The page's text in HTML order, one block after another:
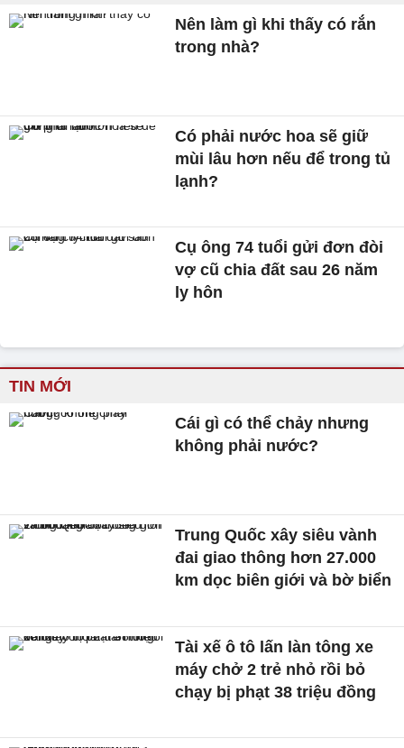
Nên làm gì khi thấy có rắn
trong nhà?
Có phải nước hoa sẽ giữ
mùi lâu hơn nếu để trong tủ
lạnh?
Cụ ông 74 tuổi gửi đơn đòi
vợ cũ chia đất sau 26 năm
ly hôn
TIN MỚI
Cái gì có thể chảy nhưng
không phải nước?
Trung Quốc xây siêu vành
đai giao thông hơn 27.000
km dọc biên giới và bờ biển
Tài xế ô tô lấn làn tông xe
máy chở 2 trẻ nhỏ rồi bỏ
chạy bị phạt 38 triệu đồng